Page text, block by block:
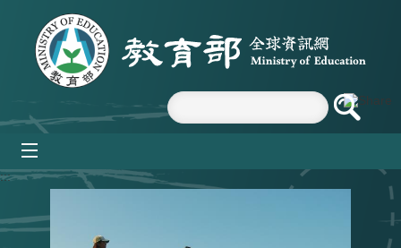
跳到主要內容區塊
:::